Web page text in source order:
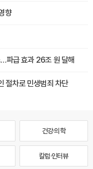
향
파급 효과 26조 원 달해
절차로 민생범죄 차단
건강·의학
칼럼·인터뷰